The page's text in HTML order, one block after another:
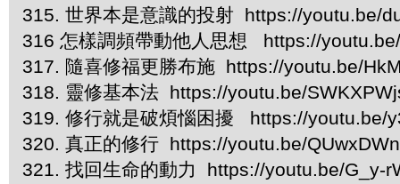
315. 世界本是意識的投射 https://youtu.be/
316 怎樣調頻帶動他人思想 https://
317. 隨喜修福更勝布施 https://youtu.be/
318. 靈修基本法 https://youtu.be/
319. 修行就是破煩惱困擾 https://youtu.be/
320. 真正的修行 https://youtu.be/
321. 找回生命的動力 https://youtu.be/G_y-